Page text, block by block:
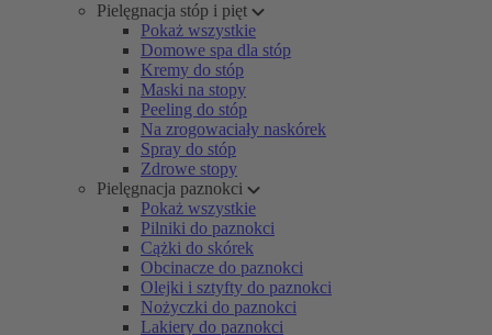
Pielęgnacja stóp i pięt
Pokaż wszystkie
Domowe spa dla stóp
Kremy do stóp
Maski na stopy
Peeling do stóp
Na zrogowaciały naskórek
Spray do stóp
Zdrowe stopy
Pielęgnacja paznokci
Pokaż wszystkie
Pilniki do paznokci
Cążki do skórek
Obcinacze do paznokci
Olejki i sztyfty do paznokci
Nożyczki do paznokci
Lakiery do paznokci